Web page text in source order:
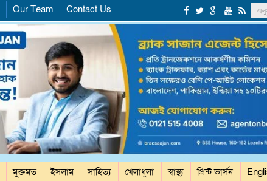
Our Team Contact Us
মুক্তমত ইসলাম সাহিত্য খেলাধুলা স্বাস্থ্য প্রিন্ট ভার্সন